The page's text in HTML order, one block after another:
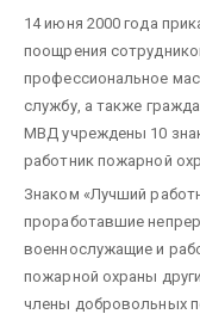
14 июня 2000 года
поощрения
профессиональное
службу, а также
МВД учреждены 10
работник пожарной
Знаком «Лучший
проработавшие
военнослужащие и
пожарной охраны
члены добровольных